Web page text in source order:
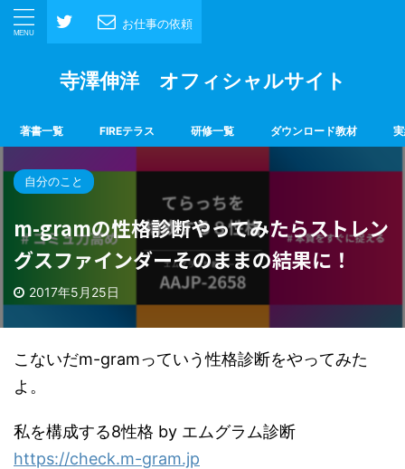
お仕事の依頼
寺澤伸洋 オフィシャルサイト
著書一覧 FIREテラス 研修一覧 ダウンロード教材
自分のこと
m-gramの性格診断やってみたらストレン
グスファインダーそのままの結果に！
2017年5月25日
こないだm-gramっていう性格診断をやってみた
よ。
私を構成する8性格 by エムグラム診断
https://check.m-gram.jp